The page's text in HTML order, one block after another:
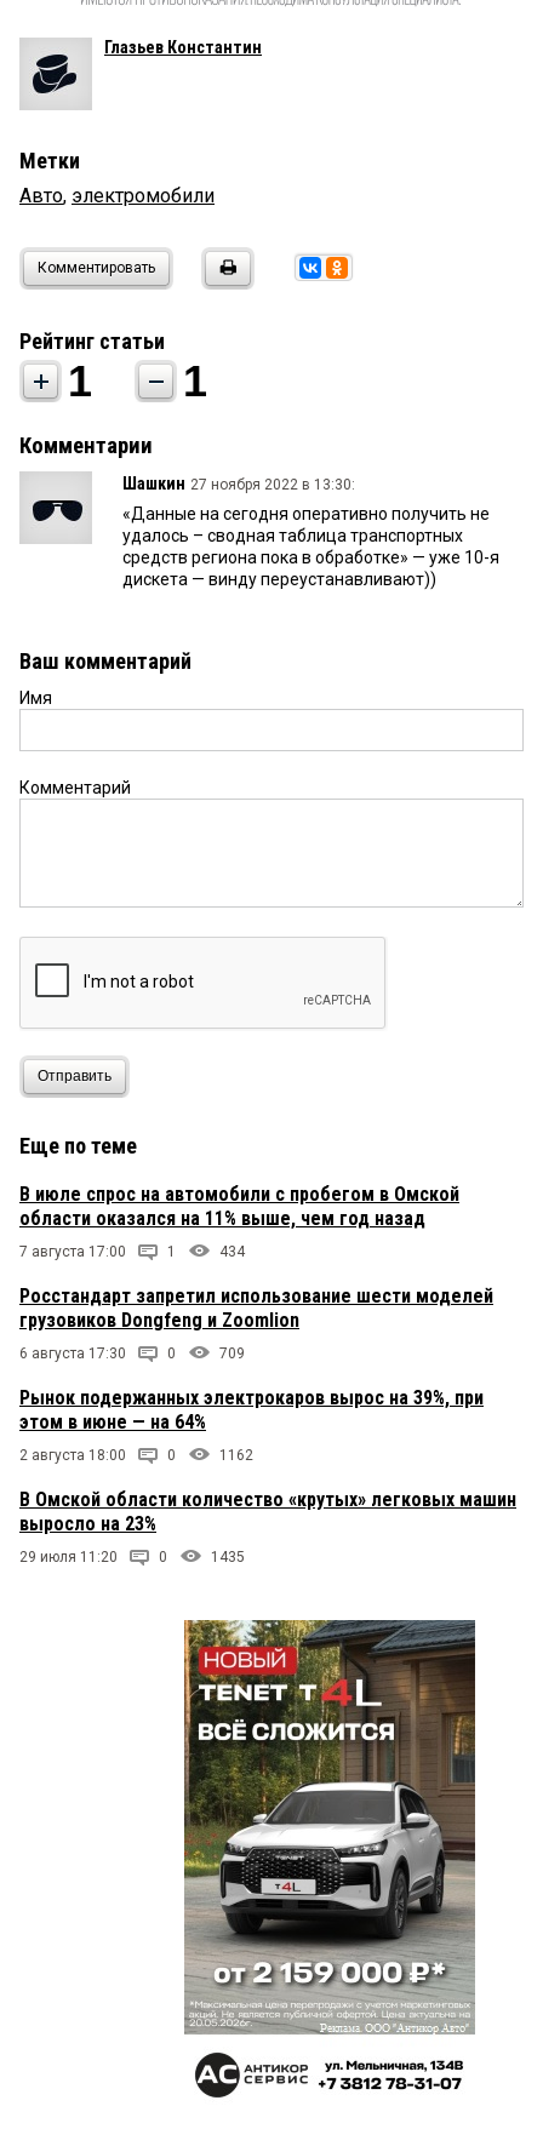
Глазьев Константин
Метки
Авто, электромобили
Комментировать
Рейтинг статьи
1 1
Комментарии
Шашкин 27 ноября 2022 в 13:30:
«Данные на сегодня оперативно получить не
удалось – сводная таблица транспортных
средств региона пока в обработке» — уже 10-я
дискета — винду переустанавливают))
Ваш комментарий
Имя
Комментарий
Отправить
Еще по теме
В июле спрос на автомобили с пробегом в Омской
области оказался на 11% выше, чем год назад
7 августа 17:00 1 434
Росстандарт запретил использование шести моделей
грузовиков Dongfeng и Zoomlion
6 августа 17:30 0 709
Рынок подержанных электрокаров вырос на 39%, при
этом в июне — на 64%
2 августа 18:00 0 1162
В Омской области количество «крутых» легковых машин
выросло на 23%
29 июля 11:20 0 1435